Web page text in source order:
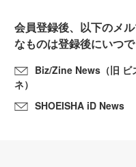
会員登録後、以下のメ
なものは登録後にいつ
Biz/Zine News（旧 ビ
ネ）
SHOEISHA iD News